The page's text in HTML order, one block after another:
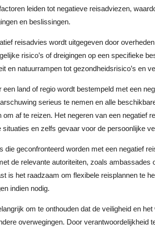
leiden tot negatieve reisadviezen,
en beslissingen.
reisadvies wordt uitgegeven door
risico’s of dreigingen op een specifieke
en natuurrampen tot gezondheidsrisico’s en
een land of regio wordt bestempeld met een
serieus te nemen en alle
om af te reizen. Het negeren van een negatief
situaties en zelfs gevaar voor de persoonlijke
die geconfronteerd worden met een negatief
de relevante autoriteiten, zoals
is het raadzaam om flexibele reisplannen te
indien nodig.
om te onthouden dat de veiligheid en
overwegingen. Door verantwoordelijkheid